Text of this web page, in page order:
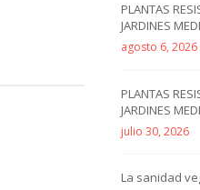
PLANTAS
JARDINES
agosto 6, 2026
PLANTAS
JARDINES
julio 30, 2026
La sanidad